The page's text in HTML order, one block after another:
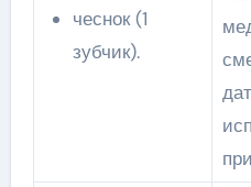
чеснок (1
зубчик).